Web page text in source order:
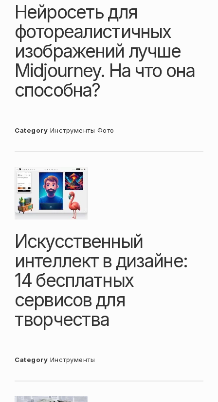
Нейросеть для
фотореалистичных
изображений лучше
Midjourney. На что она
способна?
Category Инструменты Фото
Искусственный
интеллект в дизайне:
14 бесплатных
сервисов для
творчества
Category Инструменты